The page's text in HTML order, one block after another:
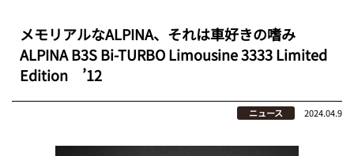
メモリアルなALPINA、それは車好きの嗜み
ALPINA B3S Bi-TURBO Limousine 3333 Limited
Edition ’12
ニュース 2024.04.9